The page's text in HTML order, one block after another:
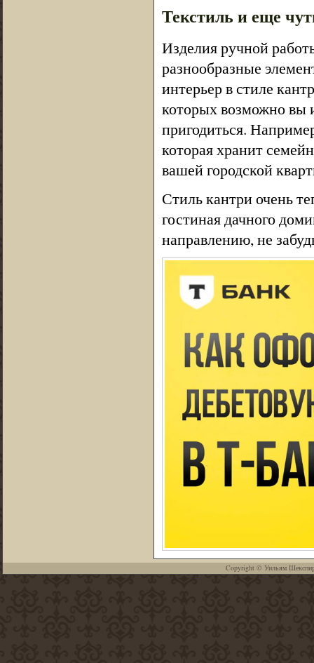
Текстиль и еще
Изделия ручной
разнообразные
интерьер в стиле
которых возможно вы
пригодиться.
которая хранит
вашей городской
Стиль кантри очень
гостиная дачного
направлению, не
Copyright © Уильям